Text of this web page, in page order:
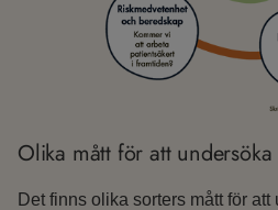
Olika mått för att
Det finns olika sorters mått för att